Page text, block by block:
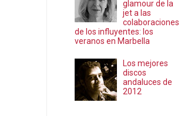
glamour de la
jet a las
colaboraciones
de los influyentes: los
veranos en Marbella
Los mejores
discos
andaluces de
2012